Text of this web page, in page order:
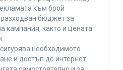
към брой
бюджет за
кампания, както и цената
необходимото
и достъп до интернет